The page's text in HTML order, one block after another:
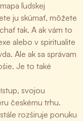
ľudskej
ju skúmať, môžete
tak. A ak vám to
alebo v spiritualite
Ale ak sa správam
Je to také
svojou
českému trhu.
rozširuje ponuku